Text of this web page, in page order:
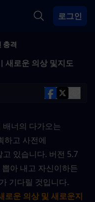
로그인
충격
새로운 의상 및지도
배너의 다가오는
하고 사전에
있습니다. 버전 5.7
아 내고 자신이하든
기다릴 것입니다.
로운 의상 및 새로운지